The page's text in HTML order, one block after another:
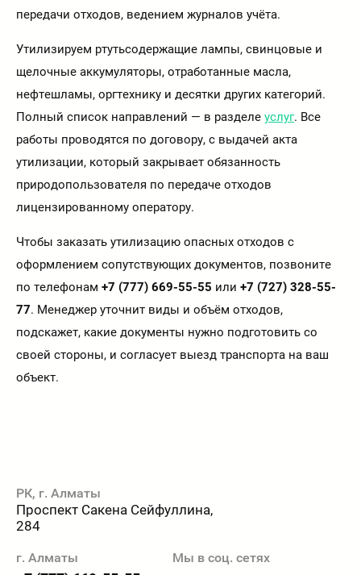
передачи отходов, ведением журналов учёта.
Утилизируем ртутьсодержащие лампы, свинцовые и
щелочные аккумуляторы, отработанные масла,
нефтешламы, оргтехнику и десятки других категорий.
Полный список направлений — в разделе услуг. Все
работы проводятся по договору, с выдачей акта
утилизации, который закрывает обязанность
природопользователя по передаче отходов
лицензированному оператору.
Чтобы заказать утилизацию опасных отходов с
оформлением сопутствующих документов, позвоните
по телефонам +7 (777) 669-55-55 или +7 (727) 328-55-
77. Менеджер уточнит виды и объём отходов,
подскажет, какие документы нужно подготовить со
своей стороны, и согласует выезд транспорта на ваш
объект.
РК, г. Алматы
Проспект Сакена Сейфуллина,
284
г. Алматы Мы в соц. сетях